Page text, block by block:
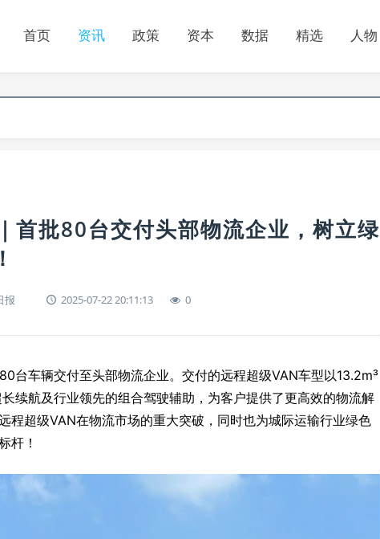
首页 资讯 政策 资本 数据 精选 人物
首批80台交付头部物流企业，树立绿
报 2025-07-22 20:11:13 0
台车辆交付至头部物流企业。交付的远程超级VAN车型以13.2m³
续航及行业领先的组合驾驶辅助，为客户提供了更高效的物流解
程超级VAN在物流市场的重大突破，同时也为城际运输行业绿色
杆！